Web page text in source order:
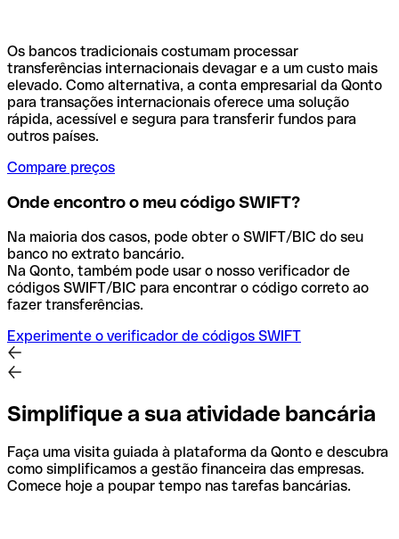
Os bancos tradicionais costumam processar
transferências internacionais devagar e a um custo mais
elevado. Como alternativa, a conta empresarial da Qonto
para transações internacionais oferece uma solução
rápida, acessível e segura para transferir fundos para
outros países.
Compare preços
Onde encontro o meu código SWIFT?
Na maioria dos casos, pode obter o SWIFT/BIC do seu
banco no extrato bancário.
Na Qonto, também pode usar o nosso verificador de
códigos SWIFT/BIC para encontrar o código correto ao
fazer transferências.
Experimente o verificador de códigos SWIFT
Simplifique a sua atividade bancária
Faça uma visita guiada à plataforma da Qonto e descubra
como simplificamos a gestão financeira das empresas.
Comece hoje a poupar tempo nas tarefas bancárias.